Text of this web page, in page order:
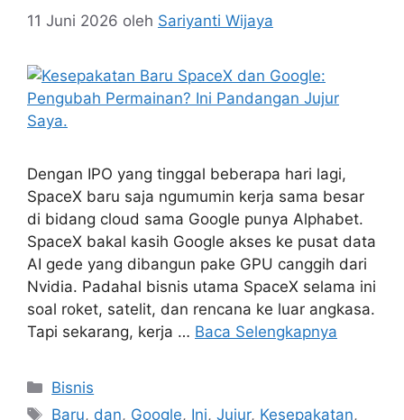
11 Juni 2026 oleh Sariyanti Wijaya
Dengan IPO yang tinggal beberapa hari lagi,
SpaceX baru saja ngumumin kerja sama besar
di bidang cloud sama Google punya Alphabet.
SpaceX bakal kasih Google akses ke pusat data
AI gede yang dibangun pake GPU canggih dari
Nvidia. Padahal bisnis utama SpaceX selama ini
soal roket, satelit, dan rencana ke luar angkasa.
Tapi sekarang, kerja … Baca Selengkapnya
Kategori
Bisnis
Tag
Baru, dan, Google, Ini,Jujur, Kesepakatan,